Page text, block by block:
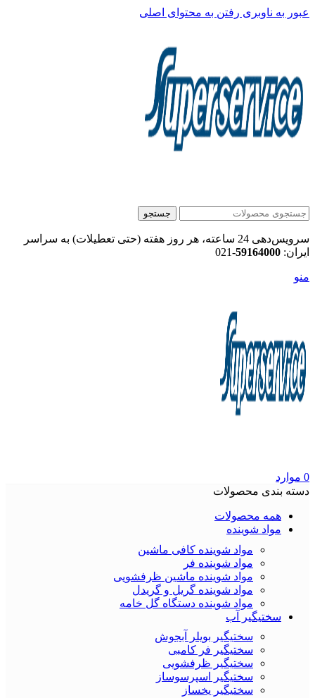
عبور به ناوبری رفتن به محتوای اصلی
جستجو
سرویس‌دهی 24 ساعته، هر روز هفته (حتی تعطیلات) به سراسر
ایران: 59164000
-021
منو
0 موارد
دسته بندی محصولات
همه محصولات
مواد شوینده
مواد شوینده کافی ماشین
مواد شوینده فر
مواد شوینده ماشین ظرفشویی
مواد شوینده گریل و گریدل
مواد شوینده دستگاه گل خامه
سختیگیر آب
سختیگیر بویلر آبجوش
سختیگیر فر کامبی
سختیگیر ظرفشویی
سختیگیر اسپرسوساز
سختیگیر یخساز